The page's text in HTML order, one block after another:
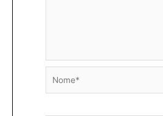
Nome*